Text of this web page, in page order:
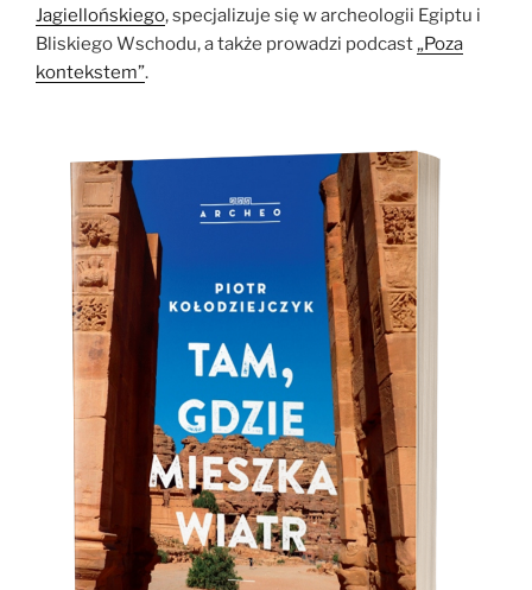
Jagiellońskiego, specjalizuje się w archeologii Egiptu i
Bliskiego Wschodu, a także prowadzi podcast„Poza
kontekstem”.